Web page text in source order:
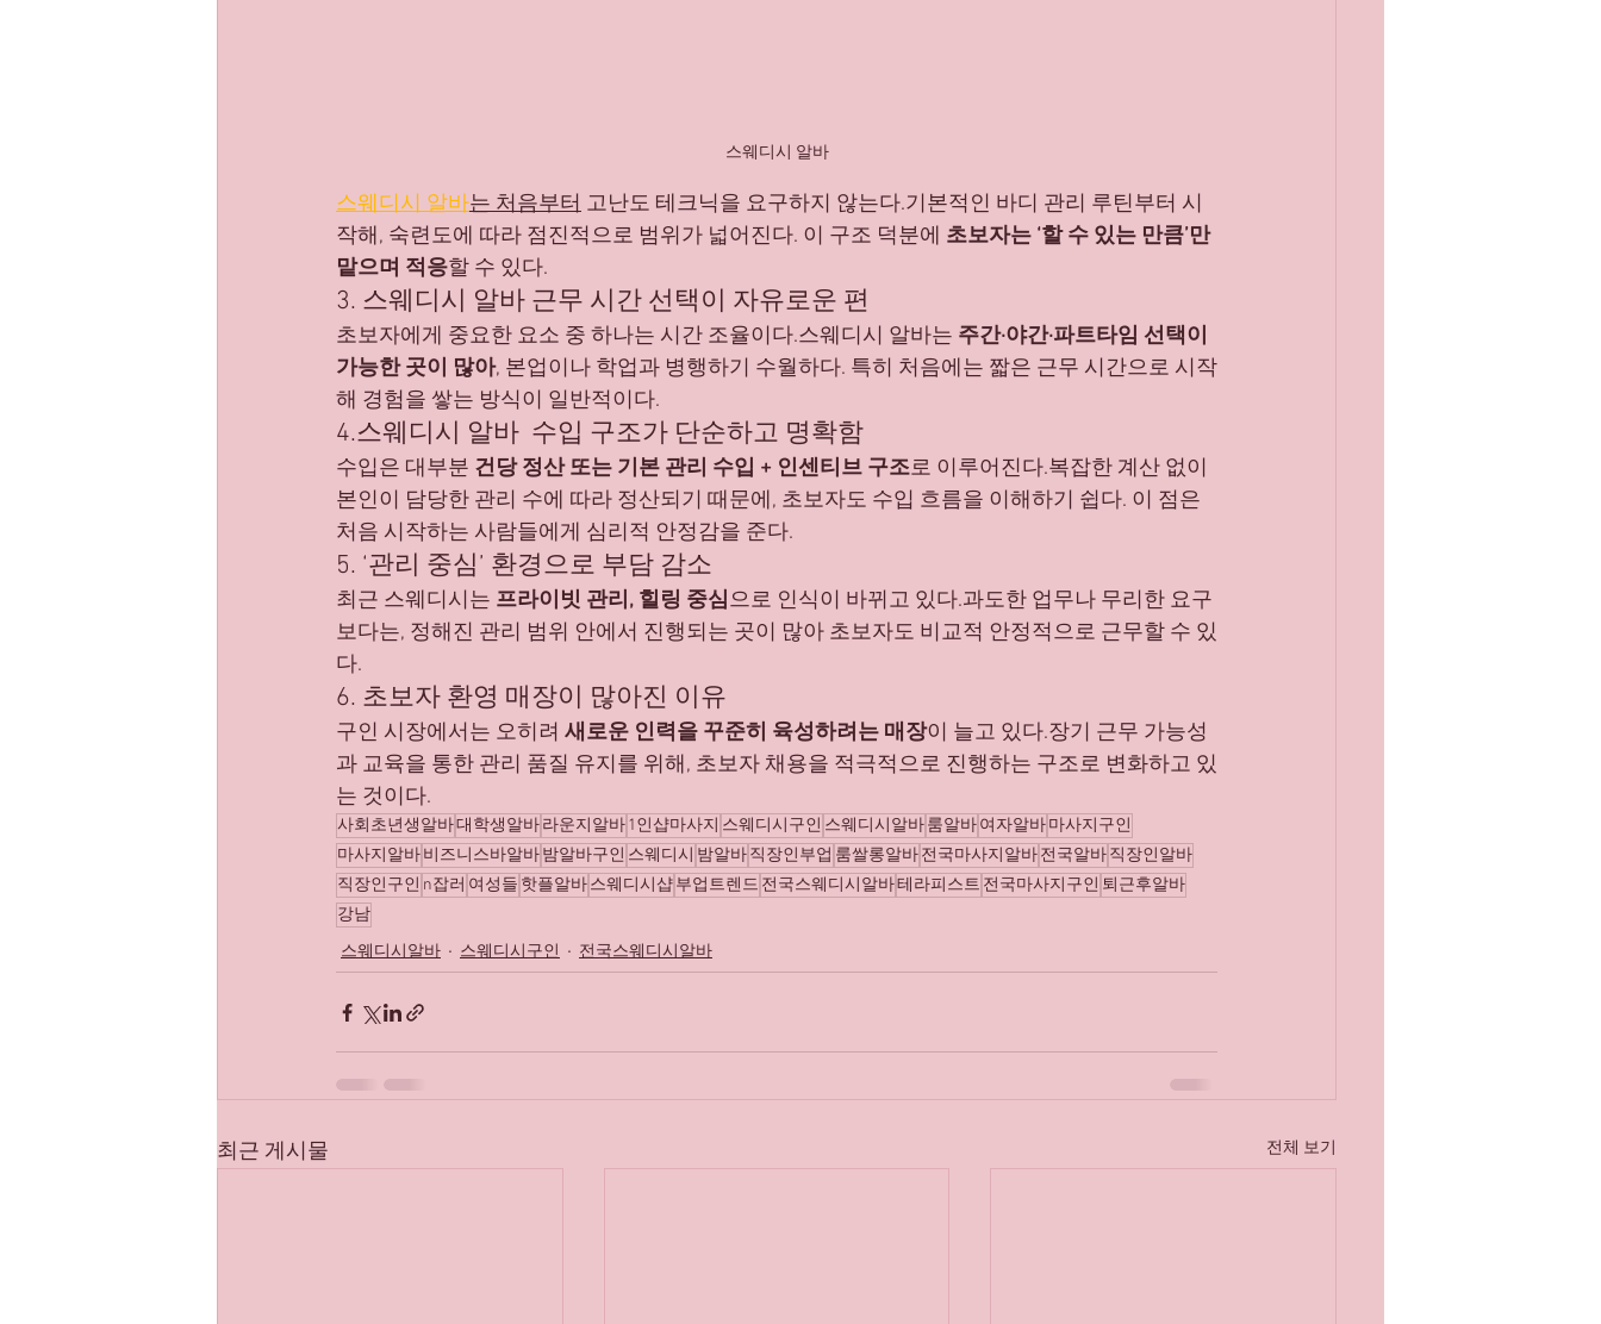
스웨디시 알바
스웨디시 알바는 처음부터 고난도 테크닉을 요구하지 않는다.기본적인 바디 관리 루틴부터 시
작해, 숙련도에 따라 점진적으로 범위가 넓어진다. 이 구조 덕분에 초보자는 ‘할 수 있는 만큼’만
맡으며 적응할 수 있다.
3. 스웨디시 알바 근무 시간 선택이 자유로운 편
초보자에게 중요한 요소 중 하나는 시간 조율이다.스웨디시 알바는 주간·야간·파트타임 선택이
가능한 곳이 많아, 본업이나 학업과 병행하기 수월하다. 특히 처음에는 짧은 근무 시간으로 시작
해 경험을 쌓는 방식이 일반적이다.
4.스웨디시 알바  수입 구조가 단순하고 명확함
수입은 대부분 건당 정산 또는 기본 관리 수입 + 인센티브 구조로 이루어진다.복잡한 계산 없이
본인이 담당한 관리 수에 따라 정산되기 때문에, 초보자도 수입 흐름을 이해하기 쉽다. 이 점은
처음 시작하는 사람들에게 심리적 안정감을 준다.
5. ‘관리 중심’ 환경으로 부담 감소
최근 스웨디시는 프라이빗 관리, 힐링 중심 으로 인식이 바뀌고 있다.과도한 업무나 무리한 요구
보다는, 정해진 관리 범위 안에서 진행되는 곳이 많아 초보자도 비교적 안정적으로 근무할 수 있
다.
6. 초보자 환영 매장이 많아진 이유
구인 시장에서는 오히려 새로운 인력을 꾸준히 육성하려는 매장이 늘고 있다.장기 근무 가능성
과 교육을 통한 관리 품질 유지를 위해, 초보자 채용을 적극적으로 진행하는 구조로 변화하고 있
는 것이다.
사회초년생알바대학생알바라운지알바1인샵마사지 스웨디시구인 스웨디시알바룸알바여자알바마사지구인
마사지알바비즈니스바알바밤알바구인 스웨디시 밤알바직장인부업 룸쌀롱알바전국마사지알바전국알바직장인알바
직장인구인 n잡러 여성들 핫플알바스웨디시샵부업트렌드 전국스웨디시알바테라피스트 전국마사지구인 퇴근후알바
강남
스웨디시알바
스웨디시구인 전국스웨디시알바
최근 게시물 전체 보기